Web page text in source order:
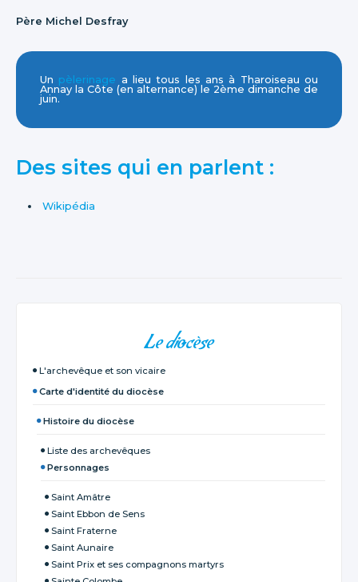
Père Michel Desfray
Un pèlerinage a lieu tous les ans à Tharoiseau ou
Annay la Côte (en alternance) le 2ème dimanche de
juin.
Des sites qui en parlent :
Wikipédia
Le diocèse
L'archevêque et son vicaire
Carte d'identité du diocèse
Histoire du diocèse
Liste des archevêques
Personnages
Saint Amâtre
Saint Ebbon de Sens
Saint Fraterne
Saint Aunaire
Saint Prix et ses compagnons martyrs